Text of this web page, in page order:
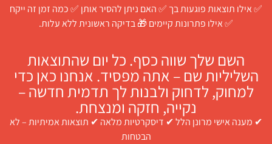
✅ אילו תוצאות פוגעות בך ✅ האם ניתן להסיר אותן ✅ כמה זמן זה ייקח
✅ אילו פתרונות קיימים 🎁 בדיקה ראשונית ללא עלות.
השם שלך שווה כסף. כל יום שהתוצאות
השליליות שם – אתה מפסיד. אנחנו כאן כדי
למחוק, לדחוק ולבנות לך תדמית חדשה –
נקייה, חזקה ומנצחת.
✔ מענה אישי מרונן הלל ✔ דיסקרטיות מלאה ✔ תוצאות אמיתיות – לא
הבטחות